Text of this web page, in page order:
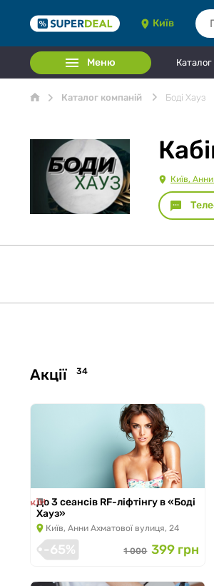
Київ
Меню Каталог
Каталог компаній Боді Хауз
Київ,
Акції 34
закінчилась
До 3 сеансів RF-ліфтінгу в «Боді
Хауз»
Київ, Анни Ахматової вулиця, 24
-65% 1 000 399 грн
Акція